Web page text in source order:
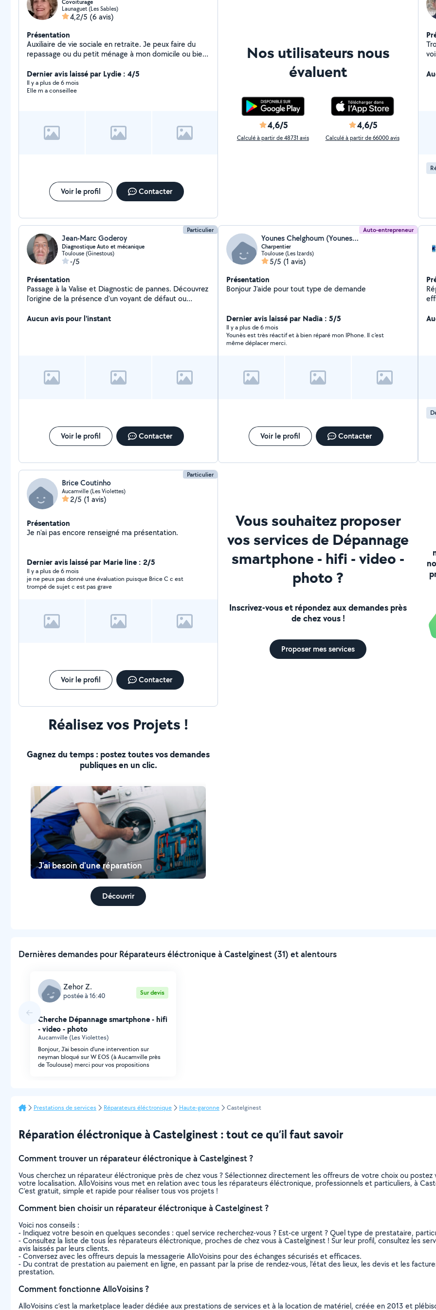
Covoiturage
Launaguet (Les Sables)
4,2/5 (6 avis)
Présentation
Auxiliaire de vie sociale en retraite. Je peux faire du
repassage ou du petit ménage à mon domicile ou bien
Dernier avis laissé par Lydie : 4/5
Il y a plus de 6 mois
Elle m a conseillee
Voir le profil Contacter
Nos utilisateurs nous
évaluent
4,6/5
Calculé à partir de 48731 avis
4,6/5
Calculé à partir de 66000 avis
Particulier
Jean-Marc Goderoy
Diagnostique Auto et mécanique
Toulouse (Ginestous)
-/5
Présentation
Passage à la Valise et Diagnostic de pannes. Découvrez
l'origine de la présence d'un voyant de défaut ou
particules), antidémarrage, BSI, UCH, antipollution,
Aucun avis pour l'instant
Voir le profil Contacter
Auto-entrepreneur
Younes Chelghoum (Younes Chelghoum)
Charpentier
Toulouse (Les Izards)
5/5 (1 avis)
Présentation
Bonjour J'aide pour tout type de demande
Dernier avis laissé par Nadia : 5/5
Il y a plus de 6 mois
Younès est très réactif et à bien réparé mon IPhone. Il c'est
même déplacer merci.
Voir le profil Contacter
efficace Besoin
de
Particulier
Brice Coutinho
Aucamville (Les Violettes)
2/5 (1 avis)
Présentation
Je n'ai pas encore renseigné ma présentation.
Dernier avis laissé par Marie line : 2/5
Il y a plus de 6 mois
je ne peux pas donné une évaluation puisque Brice C c est
trompé de sujet c est pas grave
Voir le profil Contacter
Vous souhaitez proposer
vos services de Dépannage
smartphone - hifi - video -
photo ?
Inscrivez-vous et répondez aux demandes près
de chez vous !
Proposer mes services
Réalisez vos Projets !
Gagnez du temps : postez toutes vos demandes
publiques en un clic.
J'ai besoin d'une réparation
Découvrir
Dernières demandes pour Réparateurs éléctronique à Castelginest (31) et alentours
Zehor Z.
postée à 16:40 Sur devis
Cherche Dépannage smartphone - hifi
- video - photo
Aucamville (Les Violettes)
Bonjour, J'ai besoin d'une intervention sur
neyman bloqué sur W EOS (à Aucamville près
de Toulouse) merci pour vos propositions
Prestations de services Réparateurs éléctronique Haute-garonne Castelginest
Réparation éléctronique à Castelginest : tout ce qu’il faut savoir
Comment trouver un réparateur éléctronique à Castelginest ?
Vous cherchez un réparateur éléctronique près de chez vous ? Sélectionnez directement les offreurs de votre choix ou
votre localisation. AlloVoisins vous met en relation avec tous les réparateurs éléctronique, professionnels et particuliers, à
C’est gratuit, simple et rapide pour réaliser tous vos projets !
Comment bien choisir un réparateur éléctronique à Castelginest ?
Voici nos conseils :
- Indiquez votre besoin en quelques secondes : quel service recherchez-vous ? Est-ce urgent ? Quel type de prestataire,
- Consultez la liste de tous les réparateurs éléctronique, proches de chez vous à Castelginest ! Sur leur profil, consultez les
avis laissés par leurs clients.
- Conversez avec les offreurs depuis la messagerie AlloVoisins pour des échanges sécurisés et efficaces.
- Du contrat de prestation au paiement en ligne, en passant par la prise de rendez-vous, l’état des lieux, les devis et les
prestation.
Comment fonctionne AlloVoisins ?
AlloVoisins c’est la marketplace leader dédiée aux prestations de services et à la location de matériel, créée en 2013 et